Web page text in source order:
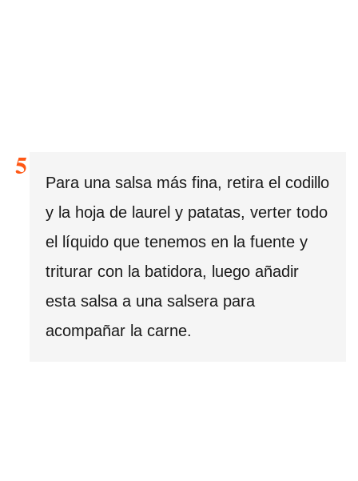
Para una salsa más fina, retira el codillo
y la hoja de laurel y patatas, verter todo
el líquido que tenemos en la fuente y
triturar con la batidora, luego añadir
esta salsa a una salsera para
acompañar la carne.